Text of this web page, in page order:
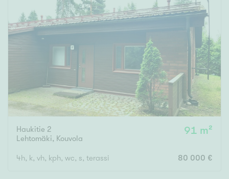
Haukitie 2
Lehtomäki, Kouvola
91 m²
4h, k, vh, kph, wc, s, terassi 80 000 €